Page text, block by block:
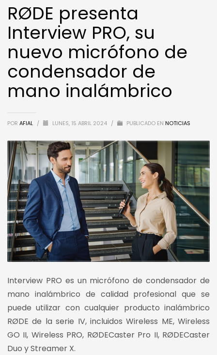
RØDE presenta
Interview PRO, su
nuevo micrófono de
condensador de
mano inalámbrico
POR AFIAL / LUNES, 15 ABRIL 2024 / PUBLICADO EN NOTICIAS
Interview PRO es un micrófono de condensador de
mano inalámbrico de calidad profesional que se
puede utilizar con cualquier producto inalámbrico
RØDE de la serie IV, incluidos Wireless ME, Wireless
GO II, Wireless PRO, RØDECaster Pro II, RØDECaster
Duo y Streamer X.